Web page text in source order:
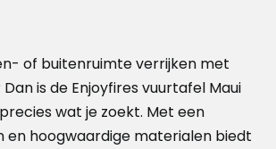
of buitenruimte verrijken met
is de Enjoyfires vuurtafel Maui
wat je zoekt. Met een
en hoogwaardige materialen biedt